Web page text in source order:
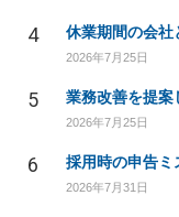
4 休業期間の会社
2026年7月25日
5
2026年7月25日
6 採用時の申告ミ
2026年7月31日